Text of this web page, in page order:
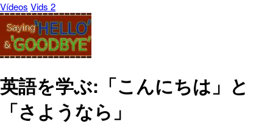
Vídeos Vids 2
英語を学ぶ:「こんにちは」と
「さようなら」